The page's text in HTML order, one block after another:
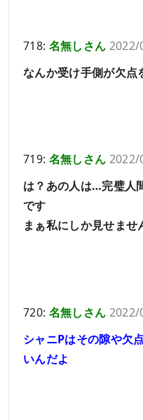
718: 名無しさん 2022/
なんか受け手側が欠
719: 名無しさん 2022/
は？あの人は…完璧人
です
まぁ私にしか見せませ
720: 名無しさん 2022/
シャニPはその隙や欠
いんだよ